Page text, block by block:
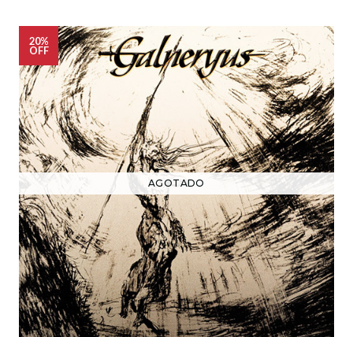
20%
OFF
AGOTADO